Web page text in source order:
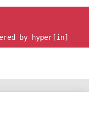
by hyper[in]